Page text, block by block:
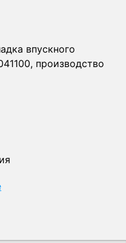
впускного
производство